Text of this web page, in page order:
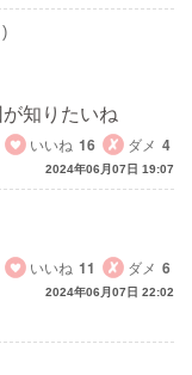
知りたいね
いいね 16 ダメ 4
2024年06月07日 19:07
いいね 11 ダメ 6
2024年06月07日 22:02